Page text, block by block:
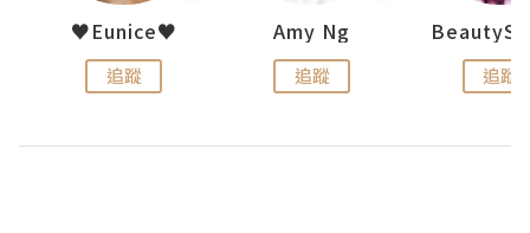
♥Eunice♥
追蹤
Amy Ng
追蹤 追蹤